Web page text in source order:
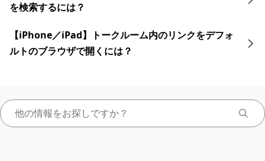
を検索するには？
【iPhone／iPad】トークルーム内のリンクをデフォ
ルトのブラウザで開くには？